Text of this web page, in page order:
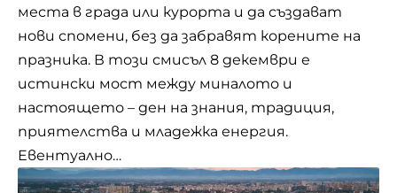
места в града или курорта и да създават
нови спомени, без да забравят корените на
празника. В този смисъл 8 декември е
истински мост между миналото и
настоящето – ден на знания, традиция,
приятелства и младежка енергия.
Евентуално…